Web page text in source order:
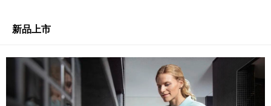
新品上市